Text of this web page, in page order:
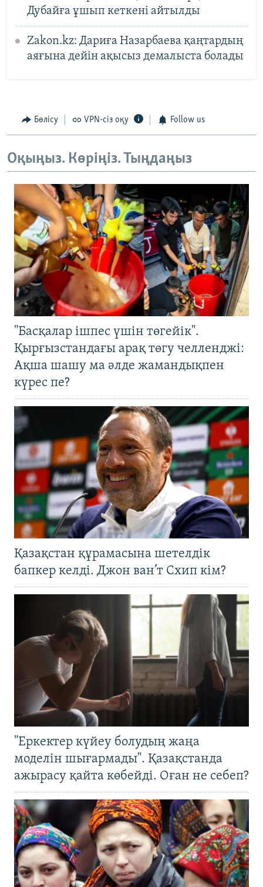
Дубайға ұшып кеткені айтылды
Zakon.kz: Дариға Назарбаева қаңтардың
аяғына дейін ақысыз демалыста болады
Бөлісу VPN-сіз оқу Follow us
Оқыңыз. Көріңіз. Тыңдаңыз
"Басқалар ішпес үшін төгейік".
Қырғызстандағы арақ төгу челленджі:
Ақша шашу ма әлде жамандықпен
күрес пе?
Қазақстан құрамасына шетелдік
бапкер келді. Джон ван’т Схип кім?
"Еркектер күйеу болудың жаңа
моделін шығармады". Қазақстанда
ажырасу қайта көбейді. Оған не себеп?